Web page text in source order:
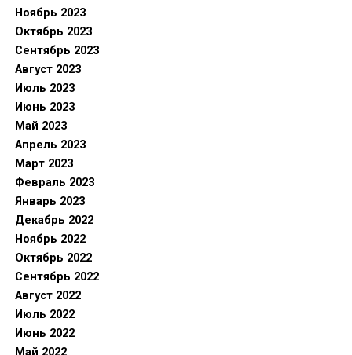
Ноябрь 2023
Октябрь 2023
Сентябрь 2023
Август 2023
Июль 2023
Июнь 2023
Май 2023
Апрель 2023
Март 2023
Февраль 2023
Январь 2023
Декабрь 2022
Ноябрь 2022
Октябрь 2022
Сентябрь 2022
Август 2022
Июль 2022
Июнь 2022
Май 2022